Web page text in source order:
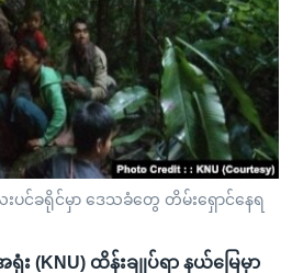
င်ခရိုင်မှာ ဒေသခံတွေ တိမ်းရှောင်နေရ
(KNU) ထိန်းချုပ်ရာ နယ်မြေမှာ